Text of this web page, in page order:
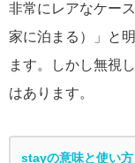
非常にレアなケー
家に泊まる）」と
ます。しかし無視
はあります。
stayの意味と使い方